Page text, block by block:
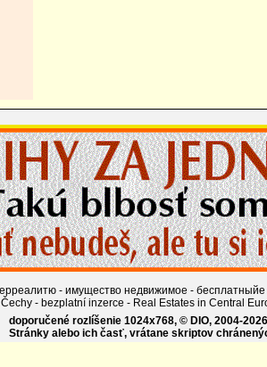
- имущество недвижимое -
- bezplatní inzerce - Real Estates in Central
doporučené rozlíšenie 1024x768, © DIO, 2004-
Stránky alebo ich časť, vrátane skriptov